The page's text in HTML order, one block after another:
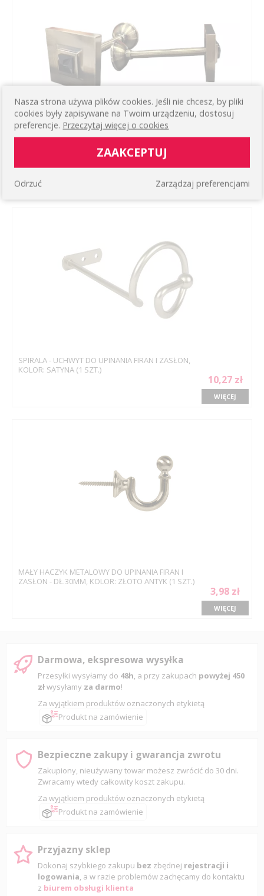
UCHWYT (GAŁKA) "PIAZZA" CRISTAL Z CZARNYM
KRYSZTAŁKIEM DO DRAPOWANIA FIRAN LUB
ZASŁON, KOLOR: MOSIĄDZ ANTYCZNY (1 SZT.)
14,05 zł
WIĘCEJ
SPIRALA - UCHWYT DO UPINANIA FIRAN I ZASŁON,
KOLOR: SATYNA (1 SZT.)
10,27 zł
WIĘCEJ
MAŁY HACZYK METALOWY DO UPINANIA FIRAN I
ZASŁON - DŁ.30MM, KOLOR: ZŁOTO ANTYK (1 SZT.)
3,98 zł
WIĘCEJ
Darmowa, ekspresowa wysyłka
Przesyłki wysyłamy do 48h, a przy zakupach powyżej 450
złwysyłamy za darmo!
Za wyjątkiem produktów oznaczonych etykietą
Produkt na zamówienie
Bezpieczne zakupy i gwarancja zwrotu
Zakupiony, nieużywany towar możesz zwrócić do 30 dni.
Zwracamy wtedy całkowity koszt zakupu.
Za wyjątkiem produktów oznaczonych etykietą
Produkt na zamówienie
Przyjazny sklep
Dokonaj szybkiego zakupu bez zbędnej rejestracji i
logowania, a w razie problemów zachęcamy do kontaktu
z biurem obsługi klienta
Nasza strona używa plików cookies. Jeśli nie chcesz, by pliki
cookies były zapisywane na Twoim urządzeniu, dostosuj
preferencje. Przeczytaj więcej o cookies
ZAAKCEPTUJ
Zarządzaj preferencjami
Odrzuć